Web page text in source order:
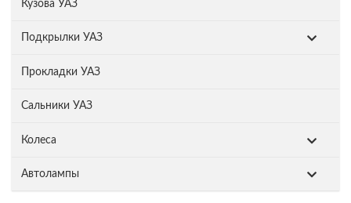
Кузова УАЗ
Подкрылки УАЗ
Прокладки УАЗ
Сальники УАЗ
Колеса
Автолампы